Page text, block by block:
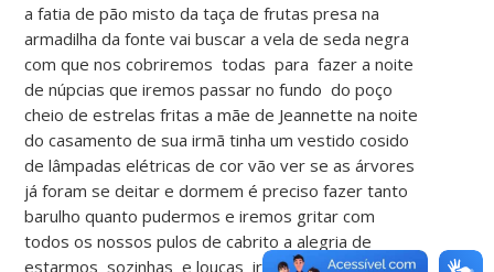
a fatia de pão misto da taça de frutas presa na
armadilha da fonte vai buscar a vela de seda negra
com que nos cobriremos todas para fazer a noite
de núpcias que iremos passar no fundo do poço
cheio de estrelas fritas a mãe de Jeannette na noite
do casamento de sua irmã tinha um vestido cosido
de lâmpadas elétricas de cor vão ver se as árvores
já foram se deitar e dormem é preciso fazer tanto
barulho quanto pudermos e iremos gritar com
todos os nossos pulos de cabrito a alegria de
estarmos sozinhas e loucas iremos amarrar a